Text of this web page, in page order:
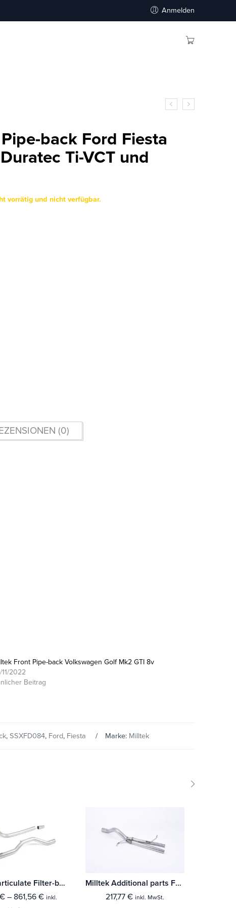
Anmelden
back Ford Fiesta
Ti-VCT und
vorrätig und nicht verfügbar.
(0)
Front Pipe-back Volkswagen Golf Mk2 GTI 8v
2022
Beitrag
, SSXFD084, Ford, Fiesta Marke: Milltek
Milltek Particulate Filter-back Ford Fiesta Mk8 1.0T EcoBoost ST-Line 3 & 5-Türer (100ps & 125ps (Fahrzeuge mit OPF)
€ – 861,56 € inkl.
Milltek Additional parts Ford Fiesta Mk7/Mk7.5 ST 1.6 litre EcoBoost 182PS & ST200
217,77 € inkl. MwSt.